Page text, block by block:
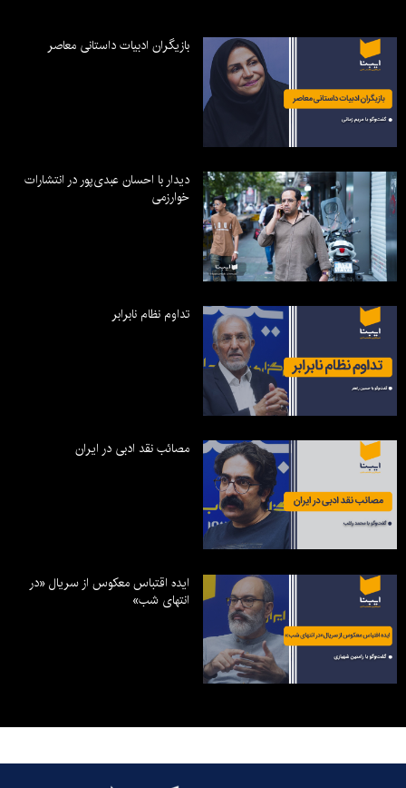
بازیگران ادبیات داستانی معاصر
دیدار با احسان عبدی‌پور در انتشارات
خوارزمی
تداوم نظام نابرابر
مصائب نقد ادبی در ایران
ایده اقتباس معکوس از سریال «در
انتهای شب»